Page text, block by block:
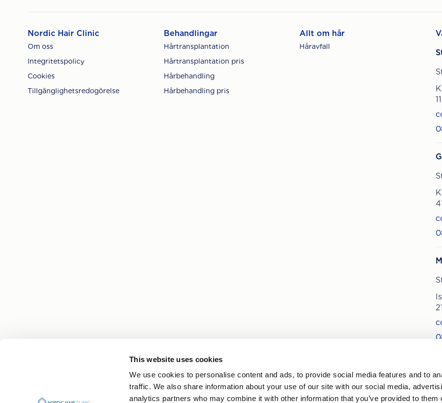
This website uses cookies
We use cookies to personalise content and ads, to provide social media features and to
traffic. We also share information about your use of our site with our social media,
analytics partners who may combine it with other information that you’ve provided to them
Nordic Hair Clinic
Om oss
Integritetspolicy
Cookies
Tillgänglighetsredogörelse
Behandlingar
Hårtransplantation
Hårtransplantation pris
Hårbehandling
Hårbehandling pris
Allt om hår
Håravfall
Din hårresa börjar med kunskap
Få experttips, personliga berättelser och senaste nytt om behandlingar och